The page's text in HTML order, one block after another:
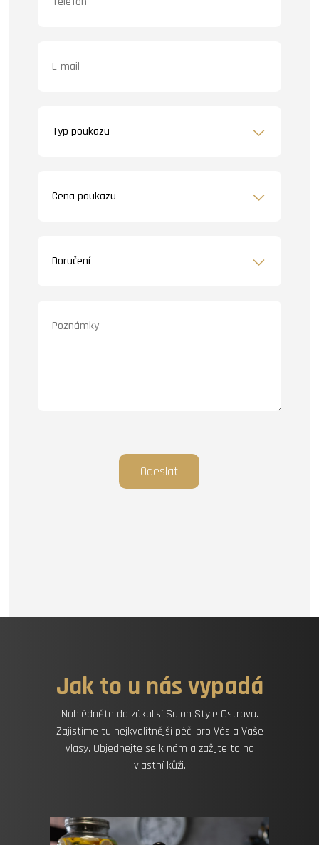
Odeslat
Jak to u nás vypadá
Nahlédněte do zákulisí Salon Style Ostrava.
Zajistíme tu nejkvalitnější péči pro Vás a Vaše
vlasy. Objednejte se k nám a zažijte to na
vlastní kůži.